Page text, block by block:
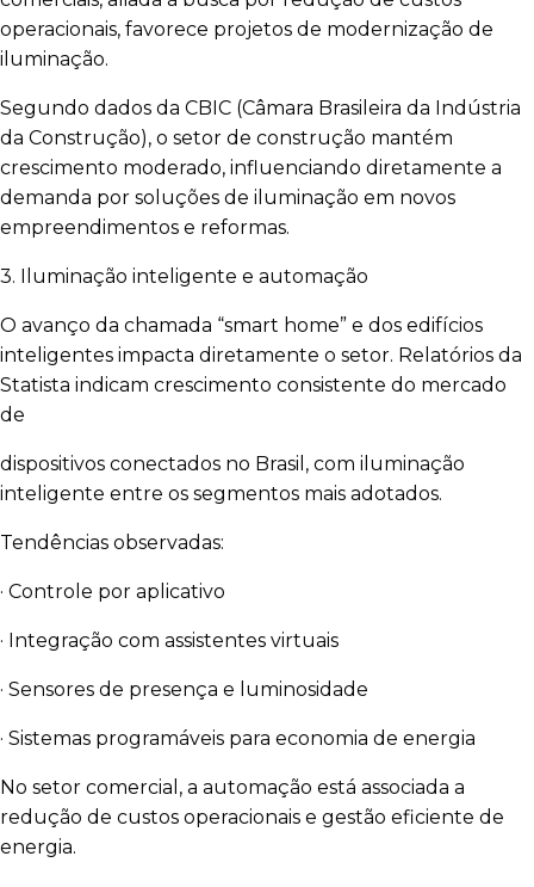
operacionais, favorece projetos de modernização de
iluminação.
Segundo dados da CBIC (Câmara Brasileira da Indústria
da Construção), o setor de construção mantém
crescimento moderado, influenciando diretamente a
demanda por soluções de iluminação em novos
empreendimentos e reformas.
3. Iluminação inteligente e automação
O avanço da chamada “smart home” e dos edifícios
inteligentes impacta diretamente o setor. Relatórios da
Statista indicam crescimento consistente do mercado
de
dispositivos conectados no Brasil, com iluminação
inteligente entre os segmentos mais adotados.
Tendências observadas:
· Controle por aplicativo
· Integração com assistentes virtuais
· Sensores de presença e luminosidade
· Sistemas programáveis para economia de energia
No setor comercial, a automação está associada a
redução de custos operacionais e gestão eficiente de
energia.